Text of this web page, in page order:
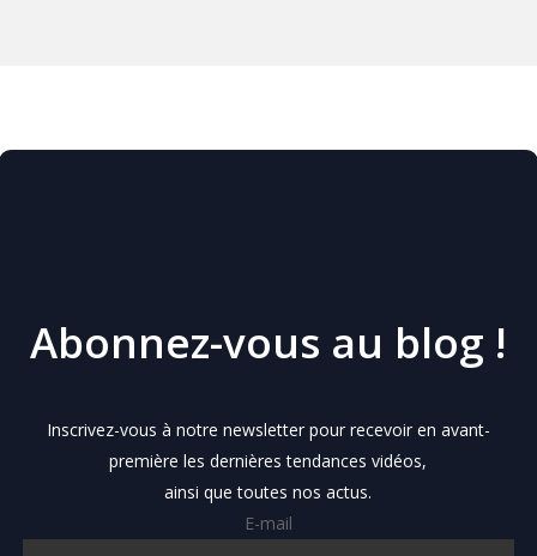
Abonnez-vous au blog !
Inscrivez-vous à notre newsletter pour recevoir en avant-
première les dernières tendances vidéos,
ainsi que toutes nos actus.
E-mail